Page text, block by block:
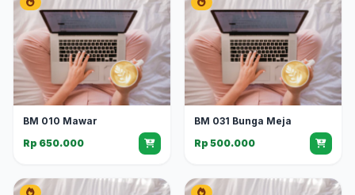
BM 010 Mawar
Rp 650.000
BM 031 Bunga Meja
Rp 500.000